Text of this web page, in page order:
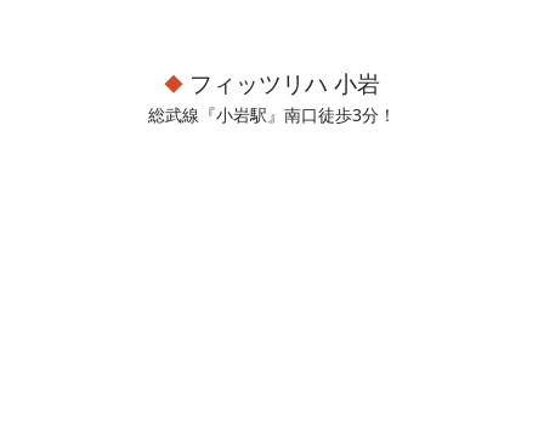
フィッツリハ 小岩
総武線『小岩駅』南口徒歩3分！